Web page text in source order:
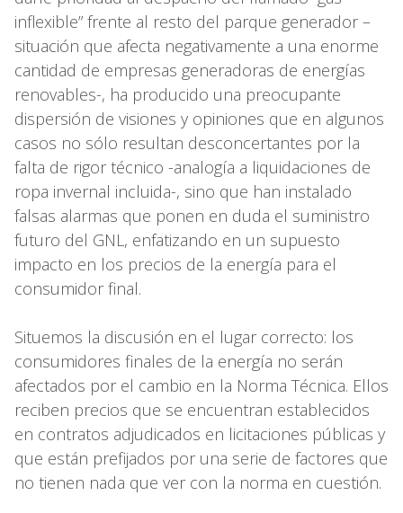
inflexible” frente al resto del parque generador –
situación que afecta negativamente a una enorme
cantidad de empresas generadoras de energías
renovables-, ha producido una preocupante
dispersión de visiones y opiniones que en algunos
casos no sólo resultan desconcertantes por la
falta de rigor técnico -analogía a liquidaciones de
ropa invernal incluida-, sino que han instalado
falsas alarmas que ponen en duda el suministro
futuro del GNL, enfatizando en un supuesto
impacto en los precios de la energía para el
consumidor final.
Situemos la discusión en el lugar correcto: los
consumidores finales de la energía no serán
afectados por el cambio en la Norma Técnica. Ellos
reciben precios que se encuentran establecidos
en contratos adjudicados en licitaciones públicas y
que están prefijados por una serie de factores que
no tienen nada que ver con la norma en cuestión.